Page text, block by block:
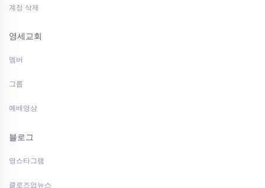
계정 삭제
영세교회
멤버
그룹
예배영상
블로그
영스타그램
클로즈업뉴스